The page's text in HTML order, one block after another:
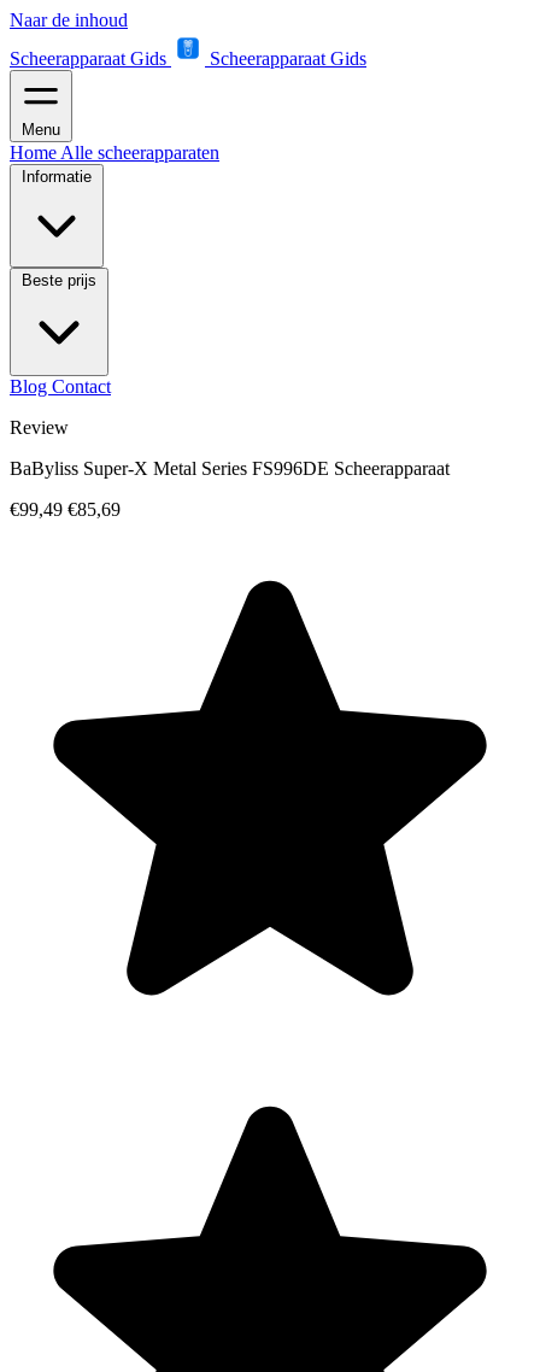
Naar de inhoud
Scheerapparaat Gids
Scheerapparaat Gids
Menu
Home Alle scheerapparaten
Informatie
Beste prijs
Blog Contact
Review
BaByliss Super-X Metal Series FS996DE Scheerapparaat
€99,49 €85,69